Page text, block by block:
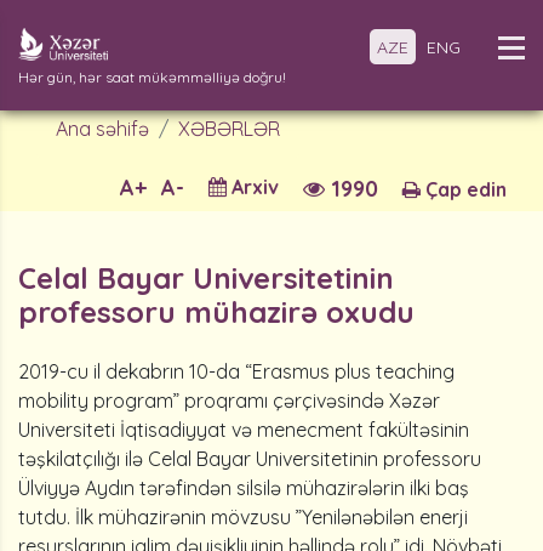
Hər gün, hər saat mükəmməlliyə doğru!
AZE ENG
Ana səhifə XƏBƏRLƏR
Çap edin
1990
Arxiv
A-
A+
Celal Bayar Universitetinin
professoru mühazirə oxudu
2019-cu il dekabrın 10-da “Erasmus plus teaching
mobility program” proqramı çərçivəsində Xəzər
Universiteti İqtisadiyyat və menecment fakültəsinin
təşkilatçılığı ilə Celal Bayar Universitetinin professoru
Ülviyyə Aydın tərəfindən silsilə mühazirələrin ilki baş
tutdu. İlk mühazirənin mövzusu ”Yenilənəbilən enerji
resurslarının iqlim dəyişikliyinin həllində rolu” idi. Növbəti